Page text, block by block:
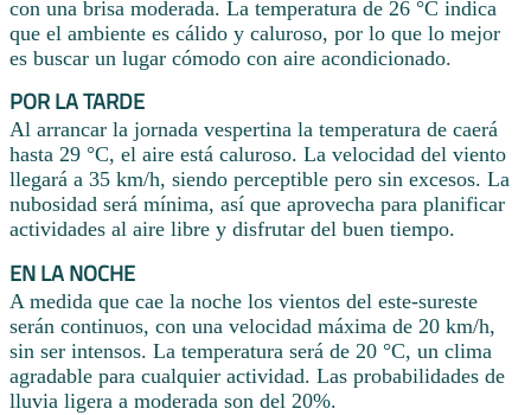
con una brisa moderada. La temperatura de 26 °C indica
que el ambiente es cálido y caluroso, por lo que lo mejor
es buscar un lugar cómodo con aire acondicionado.
POR LA TARDE
Al arrancar la jornada vespertina la temperatura de caerá
hasta 29 °C, el aire está caluroso. La velocidad del viento
llegará a 35 km/h, siendo perceptible pero sin excesos. La
nubosidad será mínima, así que aprovecha para planificar
actividades al aire libre y disfrutar del buen tiempo.
EN LA NOCHE
A medida que cae la noche los vientos del este-sureste
serán continuos, con una velocidad máxima de 20 km/h,
sin ser intensos. La temperatura será de 20 °C, un clima
agradable para cualquier actividad. Las probabilidades de
lluvia ligera a moderada son del 20%.